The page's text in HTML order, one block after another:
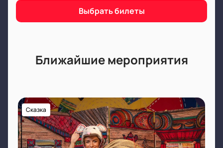
Выбрать билеты
Ближайшие мероприятия
Сказка